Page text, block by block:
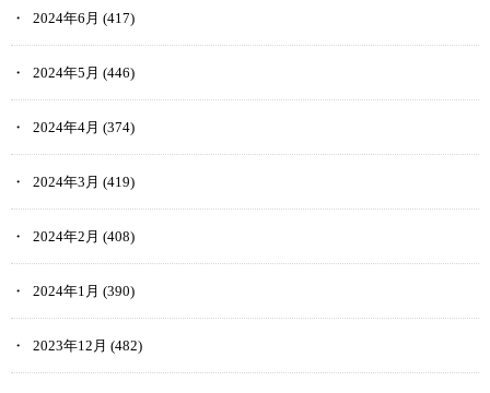
2024年6月 (417)
2024年5月 (446)
2024年4月 (374)
2024年3月 (419)
2024年2月 (408)
2024年1月 (390)
2023年12月 (482)